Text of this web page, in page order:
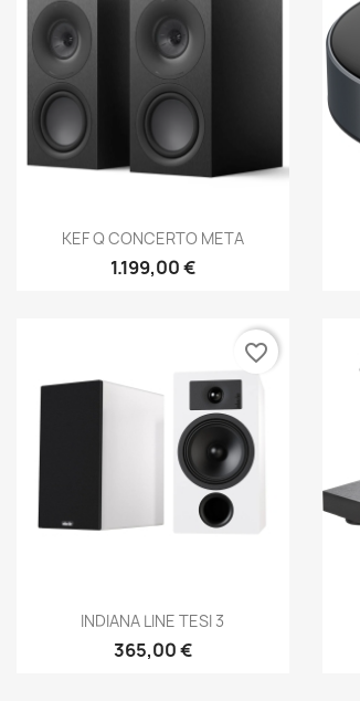
Anteprima
KEF Q CONCERTO META
1.199,00 €
Anteprima
INDIANA LINE TESI 3
365,00 €
favorite_border